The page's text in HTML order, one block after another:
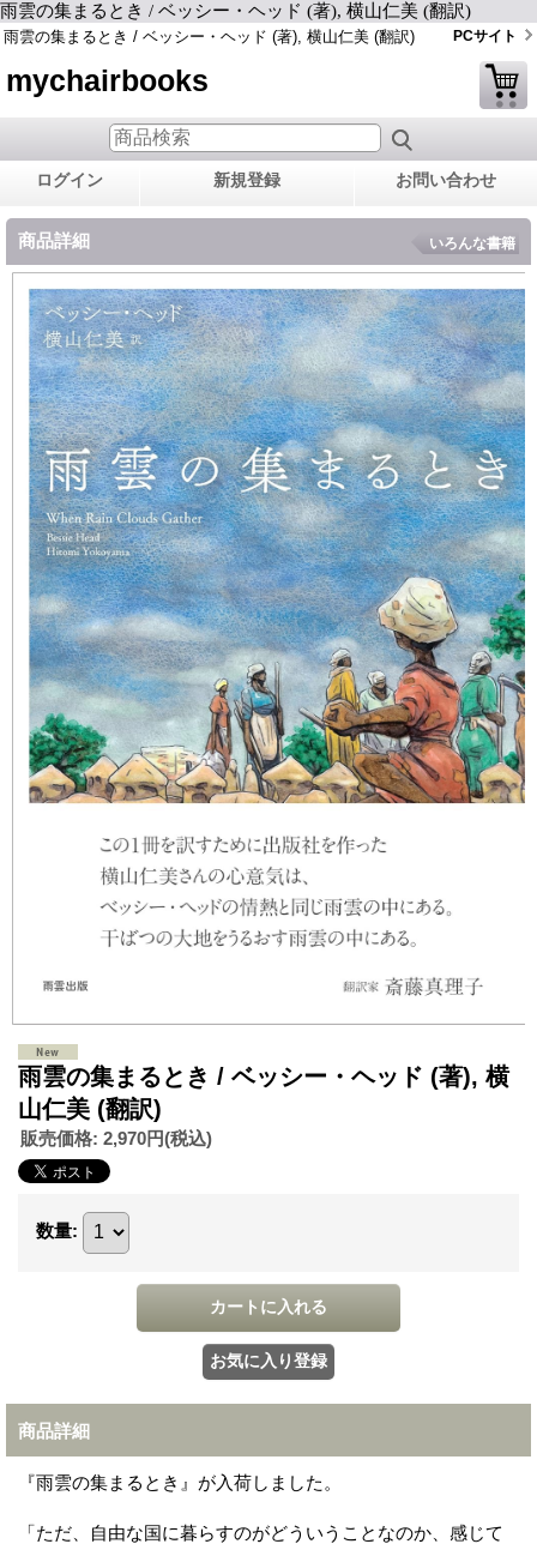
雨雲の集まるとき / ベッシー・ヘッド (著), 横山仁美 (翻訳)
雨雲の集まるとき / ベッシー・ヘッド (著), 横山仁美 (翻訳) PCサイト
mychairbooks
ログイン 新規登録 お問い合わせ
商品詳細 いろんな書籍
雨雲の集まるとき / ベッシー・ヘッド (著), 横
山仁美 (翻訳)
販売価格: 2,970円(税込)
数量:
商品詳細
『雨雲の集まるとき』が入荷しました。
「ただ、自由な国に暮らすのがどういうことなのか、感じて